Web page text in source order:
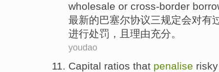
wholesale or cross-border
最新的巴塞尔协议三规定会对有
进行处罚 ， 且 理由充分。
youdao
Capital ratios that penalise risky